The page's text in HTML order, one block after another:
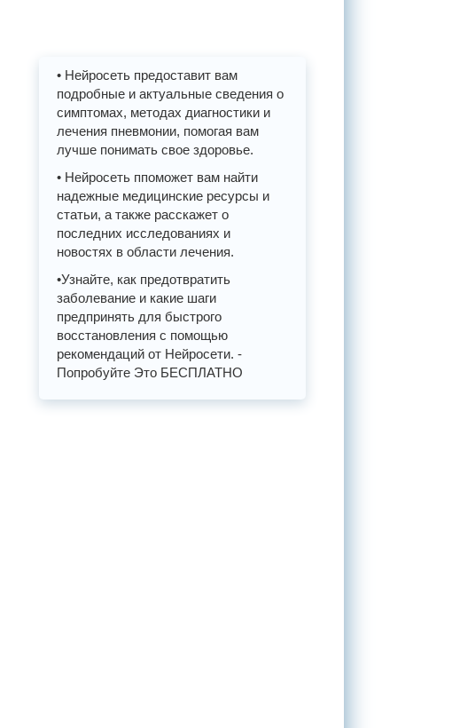
• Нейросеть предоставит вам
подробные и актуальные сведения о
симптомах, методах диагностики и
лечения пневмонии, помогая вам
лучше понимать свое здоровье.
• Нейросеть ппоможет вам найти
надежные медицинские ресурсы и
статьи, а также расскажет о
последних исследованиях и
новостях в области лечения.
•Узнайте, как предотвратить
заболевание и какие шаги
предпринять для быстрого
восстановления с помощью
рекомендаций от Нейросети. -
Попробуйте Это БЕСПЛАТНО